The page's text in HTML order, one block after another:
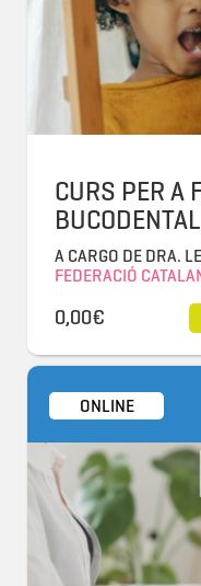
CURS PER A
A CARGO DE DRA.
FEDERACIÓ
0,00€
ONLINE